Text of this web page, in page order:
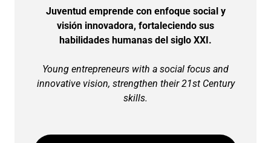
Juventud emprende con enfoque social y
visión innovadora, fortaleciendo sus
habilidades humanas del siglo XXI.
Young entrepreneurs with a social focus and
innovative vision, strengthen their 21st Century
skills.